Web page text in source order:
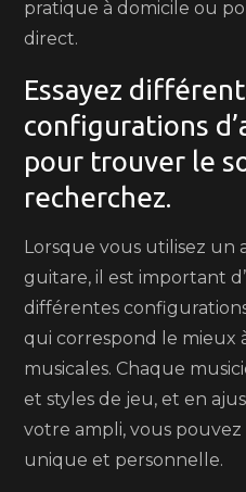
pratique à domicile ou
direct.
Essayez
configurations
pour trouver le
recherchez.
Lorsque vous utilisez un
guitare, il est important
différentes
qui correspond le mieux
musicales. Chaque
et styles de jeu, et en
votre ampli, vous
unique et personnelle.